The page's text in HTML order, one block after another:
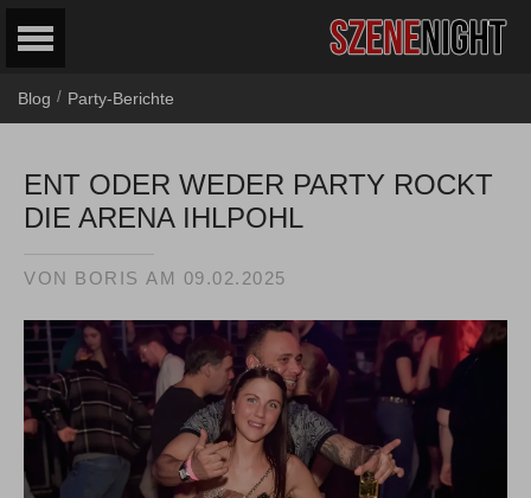
Blog / Party-Berichte
ENT ODER WEDER PARTY ROCKT
DIE ARENA IHLPOHL
VON BORIS AM 09.02.2025